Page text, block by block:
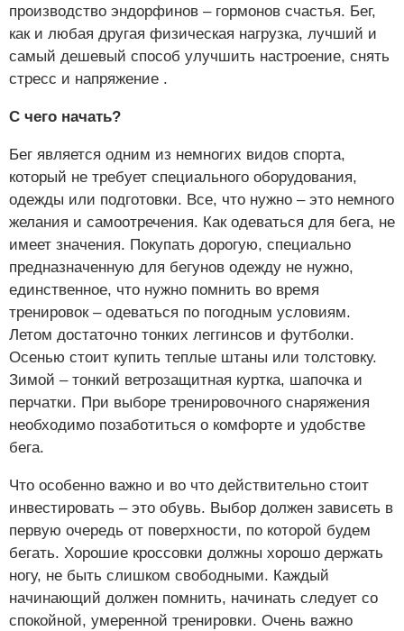
производство эндорфинов – гормонов счастья. Бег,
как и любая другая физическая нагрузка, лучший и
самый дешевый способ улучшить настроение, снять
стресс и напряжение .
С чего начать?
Бег является одним из немногих видов спорта,
который не требует специального оборудования,
одежды или подготовки. Все, что нужно – это немного
желания и самоотречения. Как одеваться для бега, не
имеет значения. Покупать дорогую, специально
предназначенную для бегунов одежду не нужно,
единственное, что нужно помнить во время
тренировок – одеваться по погодным условиям.
Летом достаточно тонких леггинсов и футболки.
Осенью стоит купить теплые штаны или толстовку.
Зимой – тонкий ветрозащитная куртка, шапочка и
перчатки. При выборе тренировочного снаряжения
необходимо позаботиться о комфорте и удобстве
бега.
Что особенно важно и во что действительно стоит
инвестировать – это обувь. Выбор должен зависеть в
первую очередь от поверхности, по которой будем
бегать. Хорошие кроссовки должны хорошо держать
ногу, не быть слишком свободными. Каждый
начинающий должен помнить, начинать следует со
спокойной, умеренной тренировки. Очень важно